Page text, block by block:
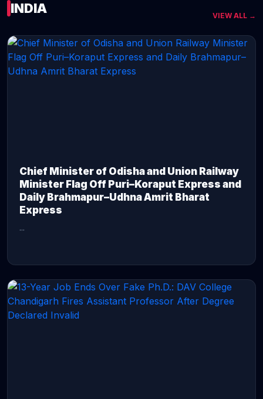
INDIA VIEW ALL →
Chief Minister of Odisha and Union Railway
Minister Flag Off Puri–Koraput Express and
Daily Brahmapur–Udhna Amrit Bharat
Express
...